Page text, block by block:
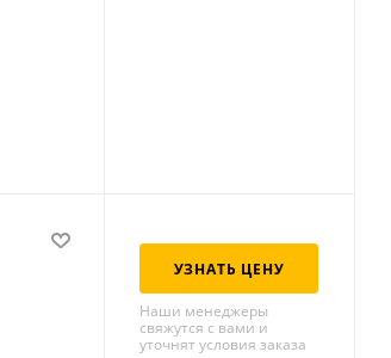
УЗНАТЬ ЦЕНУ
Наши менеджеры
свяжутся с вами и
уточнят условия заказа